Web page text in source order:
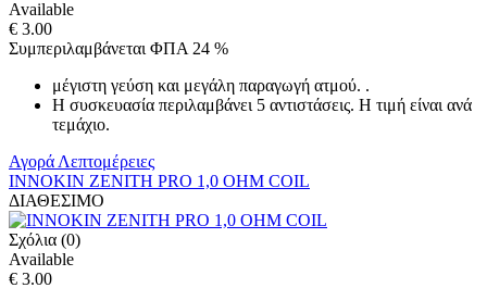
Available
€ 3.00
Συμπεριλαμβάνεται ΦΠΑ 24 %
μέγιστη γεύση και μεγάλη παραγωγή ατμού. .
Η συσκευασία περιλαμβάνει 5 αντιστάσεις. H τιμή είναι ανά
τεμάχιο.
Αγορά Λεπτομέρειες
INNOKIN ZENITH PRO 1,0 OHM COIL
ΔΙΑΘΕΣΙΜΟ
Σχόλια (0)
Available
€ 3.00